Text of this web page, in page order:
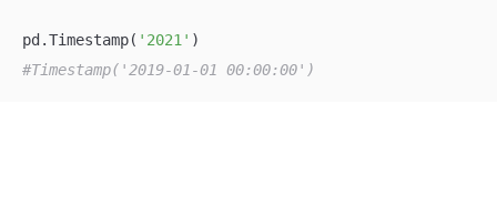
pd.Timestamp( '2021'
#Timestamp('2019-01-01 00:00:00')